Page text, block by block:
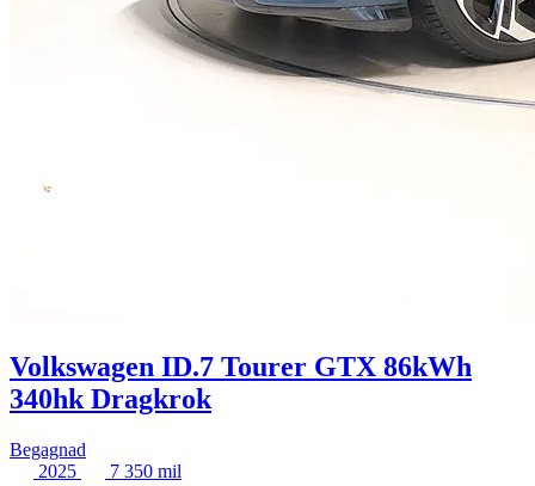
Volkswagen ID.7 Tourer GTX 86kWh
340hk Dragkrok
Begagnad
2025
7 350 mil